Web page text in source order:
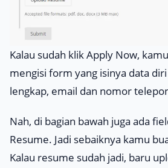
Kalau sudah klikApply Now,
mengisi form yang isinya data
lengkap, email dan nomor
Nah, di bagian bawah juga ada
Resume. Jadi sebaiknya kamu
Kalau resume sudah jadi, baru